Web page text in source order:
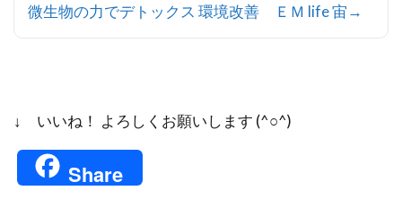
微生物の力でデトックス 環境改善 ＥＭ life 宙→
↓ いいね！ よろしくお願いします (^○^)
Share